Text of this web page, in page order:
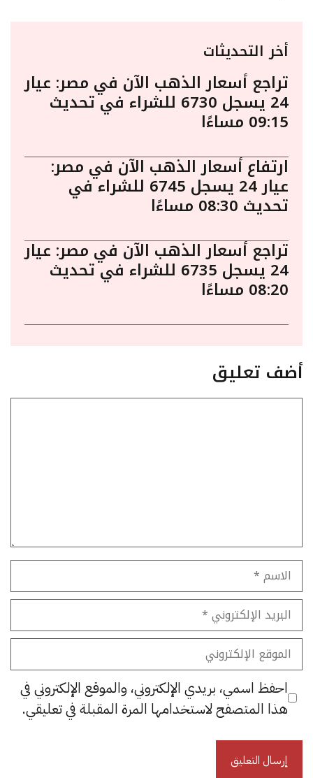
أخر التحديثات
تراجع أسعار الذهب الآن في مصر: عيار
24 يسجل 6730 للشراء في تحديث
09:15 مساءًا
ارتفاع أسعار الذهب الآن في مصر:
عيار 24 يسجل 6745 للشراء في
تحديث 08:30 مساءًا
تراجع أسعار الذهب الآن في مصر: عيار
24 يسجل 6735 للشراء في تحديث
08:20 مساءًا
أضف تعليق
الاسم
البريد
الإلكتروني
الموقع
الإلكتروني
احفظ اسمي، بريدي الإلكتروني، والموقع الإلكتروني في
هذا المتصفح لاستخدامها المرة المقبلة في تعليقي.